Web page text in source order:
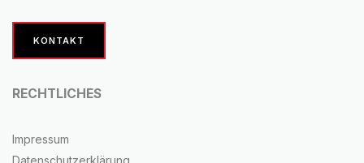
KONTAKT
RECHTLICHES
Impressum
Datenschutzerklärung